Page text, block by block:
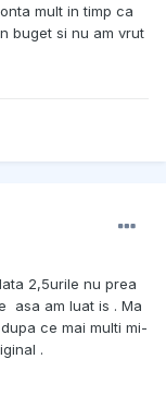
mult in timp ca
buget si nu am vrut
2,5urile nu prea
asa am luat is . Ma
ce mai multi mi-
.